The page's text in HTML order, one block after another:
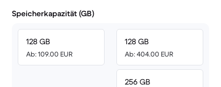
Speicherkapazität (GB)
128 GB
Ab: 109.00 EUR
128 GB
Ab: 404.00 EUR
256 GB